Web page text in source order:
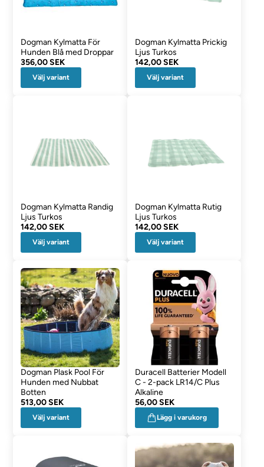
Dogman Kylmatta För
Hunden Blå med Droppar
356,00 SEK
Välj variant
Dogman Kylmatta Prickig
Ljus Turkos
142,00 SEK
Välj variant
Dogman Kylmatta Randig
Ljus Turkos
142,00 SEK
Välj variant
Dogman Kylmatta Rutig
Ljus Turkos
142,00 SEK
Välj variant
Dogman Plask Pool För
Hunden med Nubbat
Botten
513,00 SEK
Välj variant
Duracell Batterier Modell
C - 2-pack LR14/C Plus
Alkaline
56,00 SEK
Lägg i varukorg